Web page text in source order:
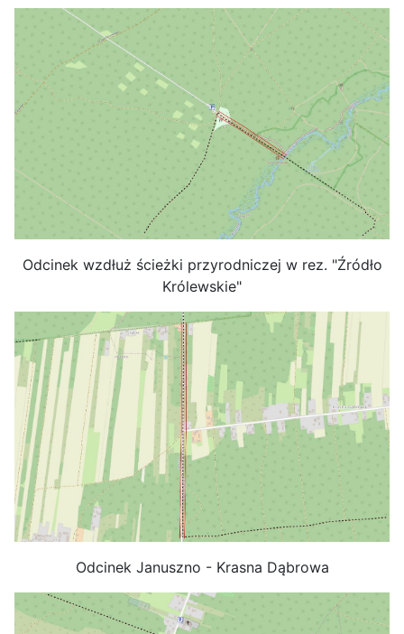
Odcinek wzdłuż ścieżki przyrodniczej w rez. "Źródło
Królewskie"
Odcinek Januszno - Krasna Dąbrowa